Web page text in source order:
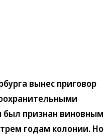
вынес приговор
был признан виновным
годам колонии. Но